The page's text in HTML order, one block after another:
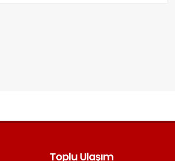
Toplu Ulaşım